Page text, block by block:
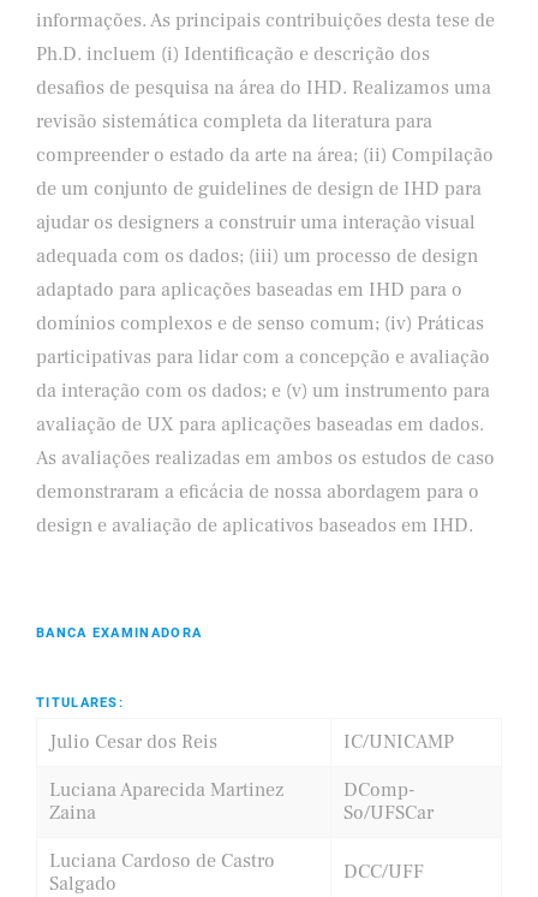
informações. As principais contribuições desta tese de
Ph.D. incluem (i) Identificação e descrição dos
desafios de pesquisa na área do IHD. Realizamos uma
revisão sistemática completa da literatura para
compreender o estado da arte na área; (ii) Compilação
de um conjunto de guidelines de design de IHD para
ajudar os designers a construir uma interação visual
adequada com os dados; (iii) um processo de design
adaptado para aplicações baseadas em IHD para o
domínios complexos e de senso comum; (iv) Práticas
participativas para lidar com a concepção e avaliação
da interação com os dados; e (v) um instrumento para
avaliação de UX para aplicações baseadas em dados.
As avaliações realizadas em ambos os estudos de caso
demonstraram a eficácia de nossa abordagem para o
design e avaliação de aplicativos baseados em IHD.
BANCA EXAMINADORA
TITULARES:
Julio Cesar dos Reis
IC/UNICAMP
Luciana Aparecida Martinez
Zaina
DComp-
So/UFSCar
Luciana Cardoso de Castro
Salgado
DCC/UFF